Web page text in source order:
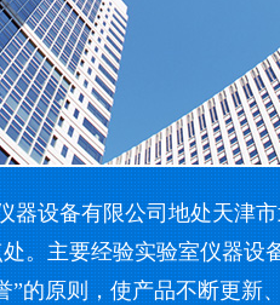
器设备有限公司地处天津
。主要经验实验室仪器设
”的原则，使产品不断更新